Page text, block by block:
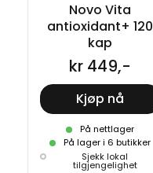
Novo Vita
antioxidant+ 120
kap
kr 449,-
Kjøp nå
På nettlager
På lager i 6 butikker
Sjekk lokal
tilgjengelighet